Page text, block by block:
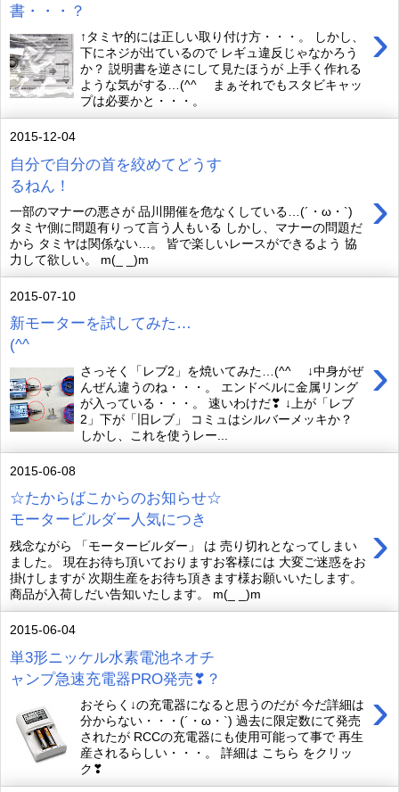
書・・・？
›
↑タミヤ的には正しい取り付け方・・・。 しかし、
下にネジが出ているので レギュ違反じゃなかろう
か？ 説明書を逆さにして見たほうが 上手く作れる
ような気がする…(^^ゞ まぁそれでもスタビキャッ
プは必要かと・・・。
2015-12-04
自分で自分の首を絞めてどうす
るねん！
›
一部のマナーの悪さが 品川開催を危なくしている…(´・ω・`)
タミヤ側に問題有りって言う人もいる しかし、マナーの問題だ
から タミヤは関係ない…。 皆で楽しいレースができるよう 協
力して欲しい。 m(_ _)m
2015-07-10
新モーターを試してみた…
(^^ゞ
›
さっそく「レブ2」を焼いてみた…(^^ゞ ↓中身がぜ
んぜん違うのね・・・。 エンドベルに金属リング
が入っている・・・。 速いわけだ❣ ↓上が「レブ
2」下が「旧レブ」 コミュはシルバーメッキか？
しかし、これを使うレー...
2015-06-08
☆たからばこからのお知らせ☆
モータービルダー人気につき
›
残念ながら 「モータービルダー」 は 売り切れとなってしまい
ました。 現在お待ち頂いておりますお客様には 大変ご迷惑をお
掛けしますが 次期生産をお待ち頂きます様お願いいたします。
商品が入荷しだい告知いたします。 m(_ _)m
2015-06-04
単3形ニッケル水素電池ネオチ
ャンプ急速充電器PRO発売❣？
›
おそらく↓の充電器になると思うのだが 今だ詳細は
分からない・・・(´・ω・`) 過去に限定数にて発売
されたが RCCの充電器にも使用可能って事で 再生
産されるらしい・・・。 詳細は こちら をクリッ
ク❣